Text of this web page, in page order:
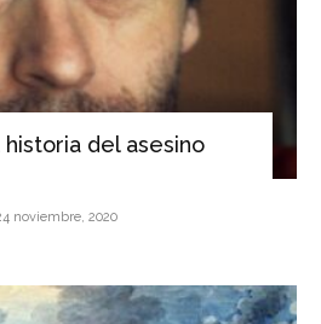
historia del asesino
noviembre, 2020